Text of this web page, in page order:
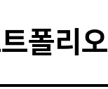
폴리오